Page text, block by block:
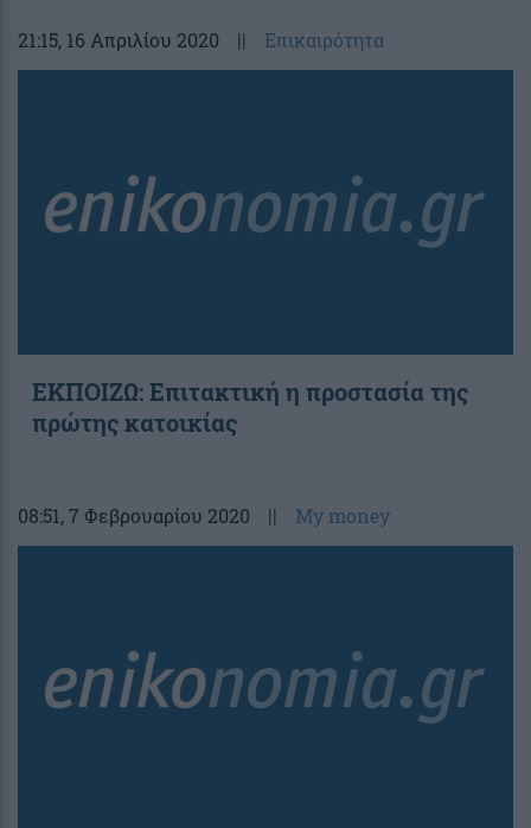
21:15, 16 Απριλίου 2020 || Επικαιρότητα
ΕΚΠΟΙΖΩ: Επιτακτική η προστασία της
πρώτης κατοικίας
08:51, 7 Φεβρουαρίου 2020 || My money